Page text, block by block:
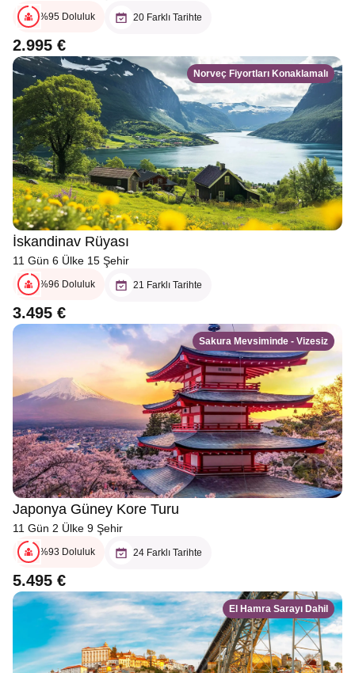
%95 Doluluk 20 Farklı Tarihte
2.995 €
Norveç Fiyortları Konaklamalı
İskandinav Rüyası
11 Gün 6 Ülke 15 Şehir
%96 Doluluk 21 Farklı Tarihte
3.495 €
Sakura Mevsiminde - Vizesiz
Japonya Güney Kore Turu
11 Gün 2 Ülke 9 Şehir
%93 Doluluk 24 Farklı Tarihte
5.495 €
El Hamra Sarayı Dahil